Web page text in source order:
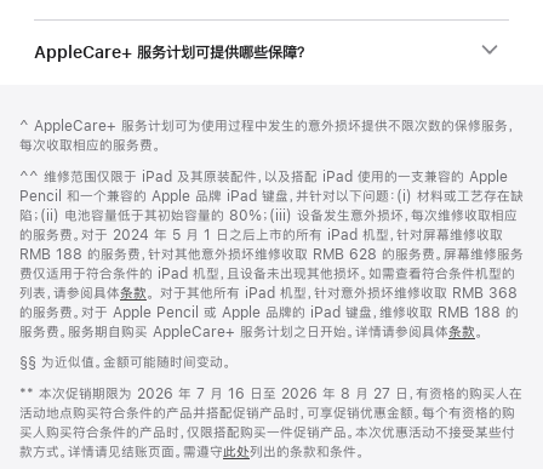
AppleCare+ 服务计划可提供哪些保障？
页
页
脚
注
脚
注
^ AppleCare+ 服务计划可为使用过程中发生的意外损坏提供不限次数的保修服务，
每次收取相应的服务费。
脚
注
^^ 维修范围仅限于 iPad 及其原装配件，以及搭配 iPad 使用的一支兼容的 Apple
Pencil 和一个兼容的 Apple 品牌 iPad 键盘，并针对以下问题：(i) 材料或工艺存在缺
陷；(ii) 电池容量低于其初始容量的 80%；(iii) 设备发生意外损坏，每次维修收取相应
的服务费。对于 2024 年 5 月 1 日之后上市的所有 iPad 机型，针对屏幕维修收取
RMB 188 的服务费，针对其他意外损坏维修收取 RMB 628 的服务费。屏幕维修服务
费仅适用于符合条件的 iPad 机型，且设备未出现其他损坏。如需查看符合条件机型的
列表，请参阅具体条款。 对于其他所有 iPad 机型，针对意外损坏维修收取 RMB 368
的服务费。对于 Apple Pencil 或 Apple 品牌的 iPad 键盘，维修收取 RMB 188 的
服务费。服务期自购买 AppleCare+ 服务计划之日开始。详情请参阅具体条款。
脚
§§ 为近似值。金额可能随时间变动。
脚
注
** 本次促销期限为 2026 年 7 月 16 日至 2026 年 8 月 27 日，有资格的购买人在
活动地点购买符合条件的产品并搭配促销产品时，可享促销优惠金额。每个有资格的购
买人购买符合条件的产品时，仅限搭配购买一件促销产品。本次优惠活动不接受某些付
款方式。详情请见结账页面。需遵守此处列出的条款和条件。